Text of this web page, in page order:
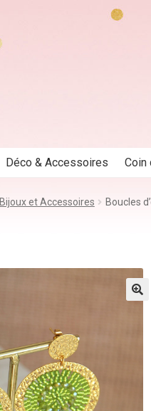
Déco & Accessoires Coin
Bijoux et Accessoires Boucles